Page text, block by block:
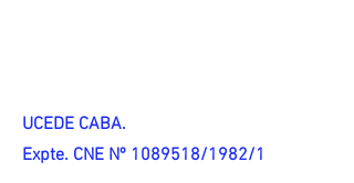
UCEDE CABA.
Expte. CNE Nº 1089518/1982/1